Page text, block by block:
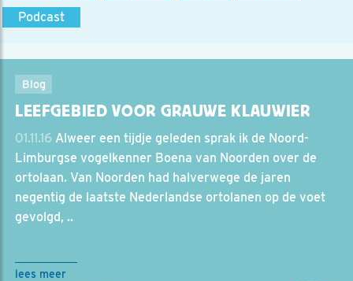
Podcast
Blog
LEEFGEBIED VOOR GRAUWE KLAUWIER
01.11.16 Alweer een tijdje geleden sprak ik de Noord-
Limburgse vogelkenner Boena van Noorden over de
ortolaan. Van Noorden had halverwege de jaren
negentig de laatste Nederlandse ortolanen op de voet
gevolgd, ..
lees meer